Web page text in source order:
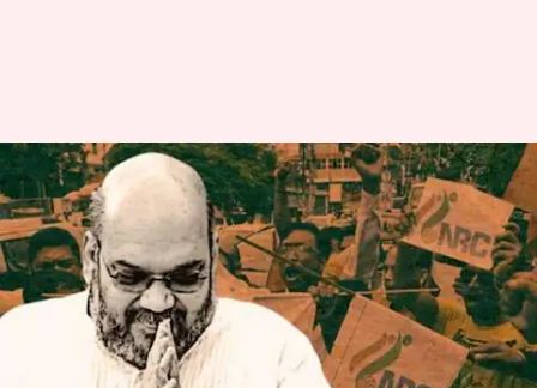
अमित शाह ने फिर किया देशव्यापी
NRC का जिक्र, जानिये इससे जुड़ी हर
बड़ी बात
लेखन प्रमोद कुमार Dec 11, 2019 11:02 am
क्या है खबर?